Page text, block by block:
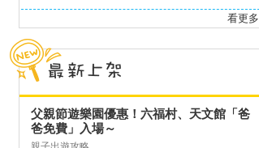
看更多
父親節遊樂園優惠！六福村、天文館「爸
爸免費」入場～